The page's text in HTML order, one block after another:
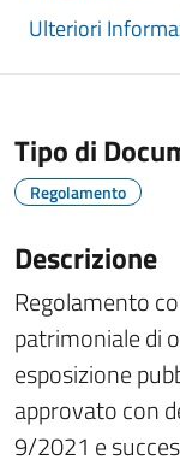
Ulteriori
Tipo di
Regolamento
Descrizione
Regolamento
patrimoniale di
esposizione
approvato con
9/2021 e